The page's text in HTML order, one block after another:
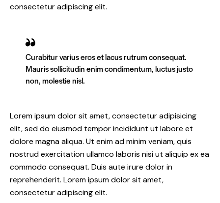
consectetur adipiscing elit.
Curabitur varius eros et lacus rutrum consequat.
Mauris sollicitudin enim condimentum, luctus justo
non, molestie nisl.
Lorem ipsum dolor sit amet, consectetur adipisicing
elit, sed do eiusmod tempor incididunt ut labore et
dolore magna aliqua. Ut enim ad minim veniam, quis
nostrud exercitation ullamco laboris nisi ut aliquip ex ea
commodo consequat. Duis aute irure dolor in
reprehenderit. Lorem ipsum dolor sit amet,
consectetur adipiscing elit.